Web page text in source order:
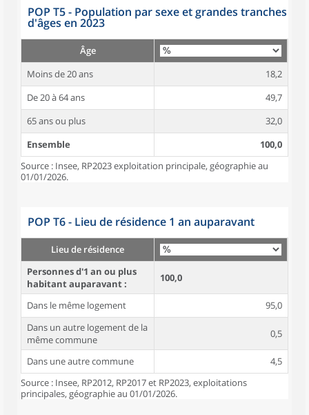
POP T5 - Population par sexe et grandes tranches
d'âges en 2023
Âge
Moins de 20 ans
18,2
De 20 à 64 ans
49,7
65 ans ou plus
32,0
Ensemble
100,0
Source : Insee, RP2023 exploitation principale, géographie au
01/01/2026.
POP T6 - Lieu de résidence 1 an auparavant
Lieu de résidence
Personnes d'1 an ou plus
habitant auparavant :
100,0
Dans le même logement
95,0
Dans un autre logement de la
même commune
0,5
Dans une autre commune
4,5
Source : Insee, RP2012, RP2017 et RP2023, exploitations
principales, géographie au 01/01/2026.